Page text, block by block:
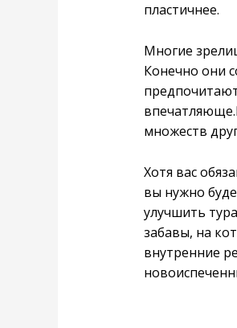
пластичнее.
Многие
Конечно они
множеств
Хотя вас
вы нужно
улучшить
забавы, на
внутренние